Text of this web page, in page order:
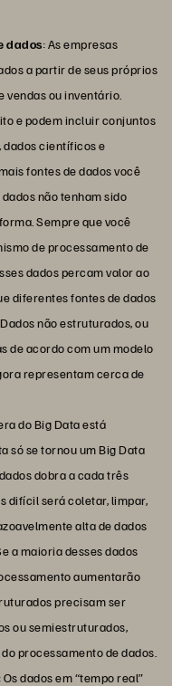
dados: As empresas
a partir de seus próprios
vendas ou inventário.
e podem incluir conjuntos
dados científicos e
fontes de dados você
não tenham sido
Sempre que você
de processamento de
dados percam valor ao
diferentes fontes de dados
não estruturados, ou
de acordo com um modelo
representam cerca de
do Big Data está
só se tornou um Big Data
dobra a cada três
difícil será coletar, limpar,
alta de dados
a maioria desses dados
aumentarão
precisam ser
ou semiestruturados,
processamento de dados.
: Os dados em “tempo real”